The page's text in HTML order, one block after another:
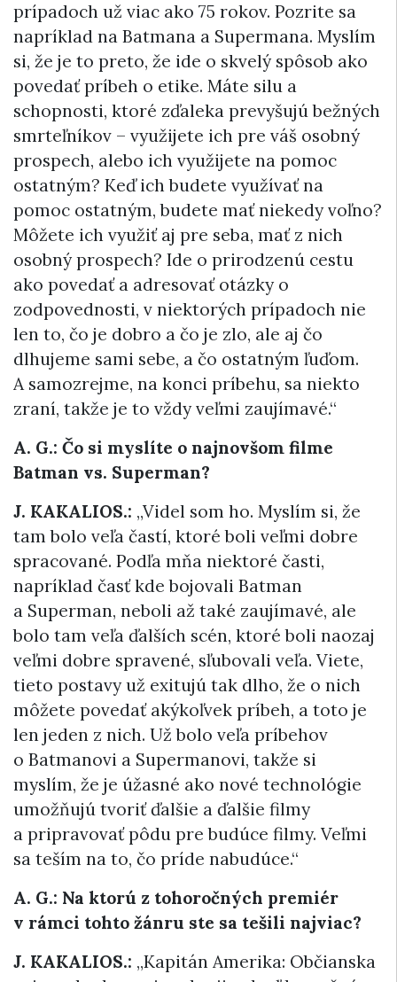
prípadoch už viac ako 75 rokov. Pozrite sa
napríklad na Batmana a Supermana. Myslím
si, že je to preto, že ide o skvelý spôsob ako
povedať príbeh o etike. Máte silu a
schopnosti, ktoré zďaleka prevyšujú bežných
smrteľníkov – využijete ich pre váš osobný
prospech, alebo ich využijete na pomoc
ostatným? Keď ich budete využívať na
pomoc ostatným, budete mať niekedy voľno?
Môžete ich využiť aj pre seba, mať z nich
osobný prospech? Ide o prirodzenú cestu
ako povedať a adresovať otázky o
zodpovednosti, v niektorých prípadoch nie
len to, čo je dobro a čo je zlo, ale aj čo
dlhujeme sami sebe, a čo ostatným ľuďom.
A samozrejme, na konci príbehu, sa niekto
zraní, takže je to vždy veľmi zaujímavé.“
A. G.: Čo si myslíte o najnovšom filme
Batman vs. Superman?
J. KAKALIOS.: „Videl som ho. Myslím si, že
tam bolo veľa častí, ktoré boli veľmi dobre
spracované. Podľa mňa niektoré časti,
napríklad časť kde bojovali Batman
a Superman, neboli až také zaujímavé, ale
bolo tam veľa ďalších scén, ktoré boli naozaj
veľmi dobre spravené, sľubovali veľa. Viete,
tieto postavy už exitujú tak dlho, že o nich
môžete povedať akýkoľvek príbeh, a toto je
len jeden z nich. Už bolo veľa príbehov
o Batmanovi a Supermanovi, takže si
myslím, že je úžasné ako nové technológie
umožňujú tvoriť ďalšie a ďalšie filmy
a pripravovať pôdu pre budúce filmy. Veľmi
sa teším na to, čo príde nabudúce.“
A. G.: Na ktorú z tohoročných premiér
v rámci tohto žánru ste sa tešili najviac?
J. KAKALIOS.: „Kapitán Amerika: Občianska